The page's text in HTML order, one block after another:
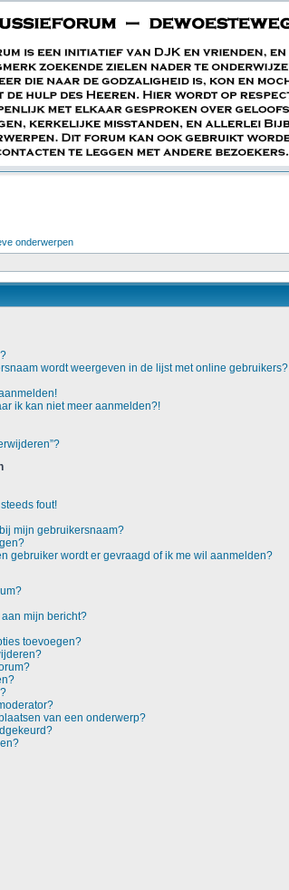
onderwerpen
wordt weergeven in de lijst met online gebruikers?
ik kan niet meer aanmelden?!
fout!
mijn gebruikersnaam?
gebruiker wordt er gevraagd of ik me wil aanmelden?
mijn bericht?
toevoegen?
van een onderwerp?